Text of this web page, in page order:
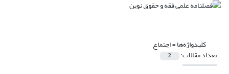
کلیدواژه‌ها =اجتماع
تعداد مقالات: 2